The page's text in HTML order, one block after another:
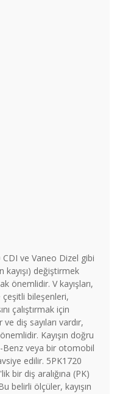
ve Vaneo Dizel gibi
kayışı) değiştirmek
önemlidir. V kayışları,
çeşitli bileşenleri,
çalıştırmak için
ve diş sayıları vardır,
Kayışın doğru
veya bir otomobil
edilir. 5PK1720
bir diş aralığına (PK)
belirli ölçüler, kayışın